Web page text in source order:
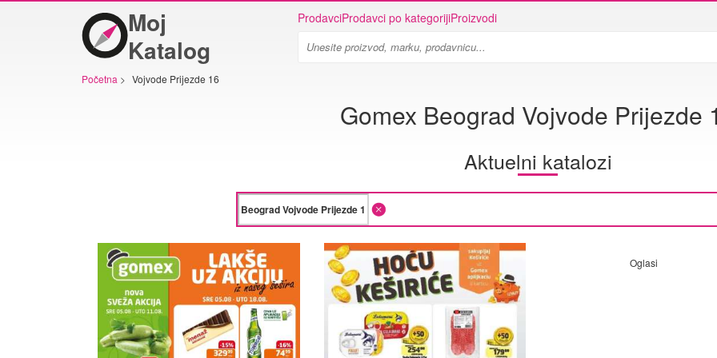
Moj
Katalog
ProdavciProdavci po kategorijiProizvodi
Početna > Vojvode Prijezde 16
Gomex Beograd Vojvode Prijezde
Aktuelni katalozi
Oglasi